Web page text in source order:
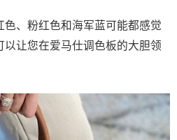
、粉红色和海军蓝可能都感觉
让您在爱马仕调色板的大胆领